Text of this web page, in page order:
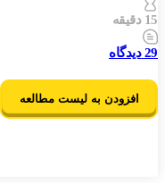
15 دقیقه
29 دیدگاه
افزودن به لیست مطالعه